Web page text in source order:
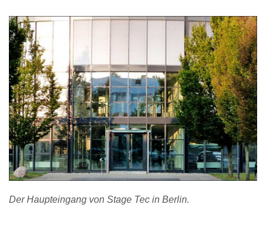
Der Haupteingang von Stage Tec in Berlin.